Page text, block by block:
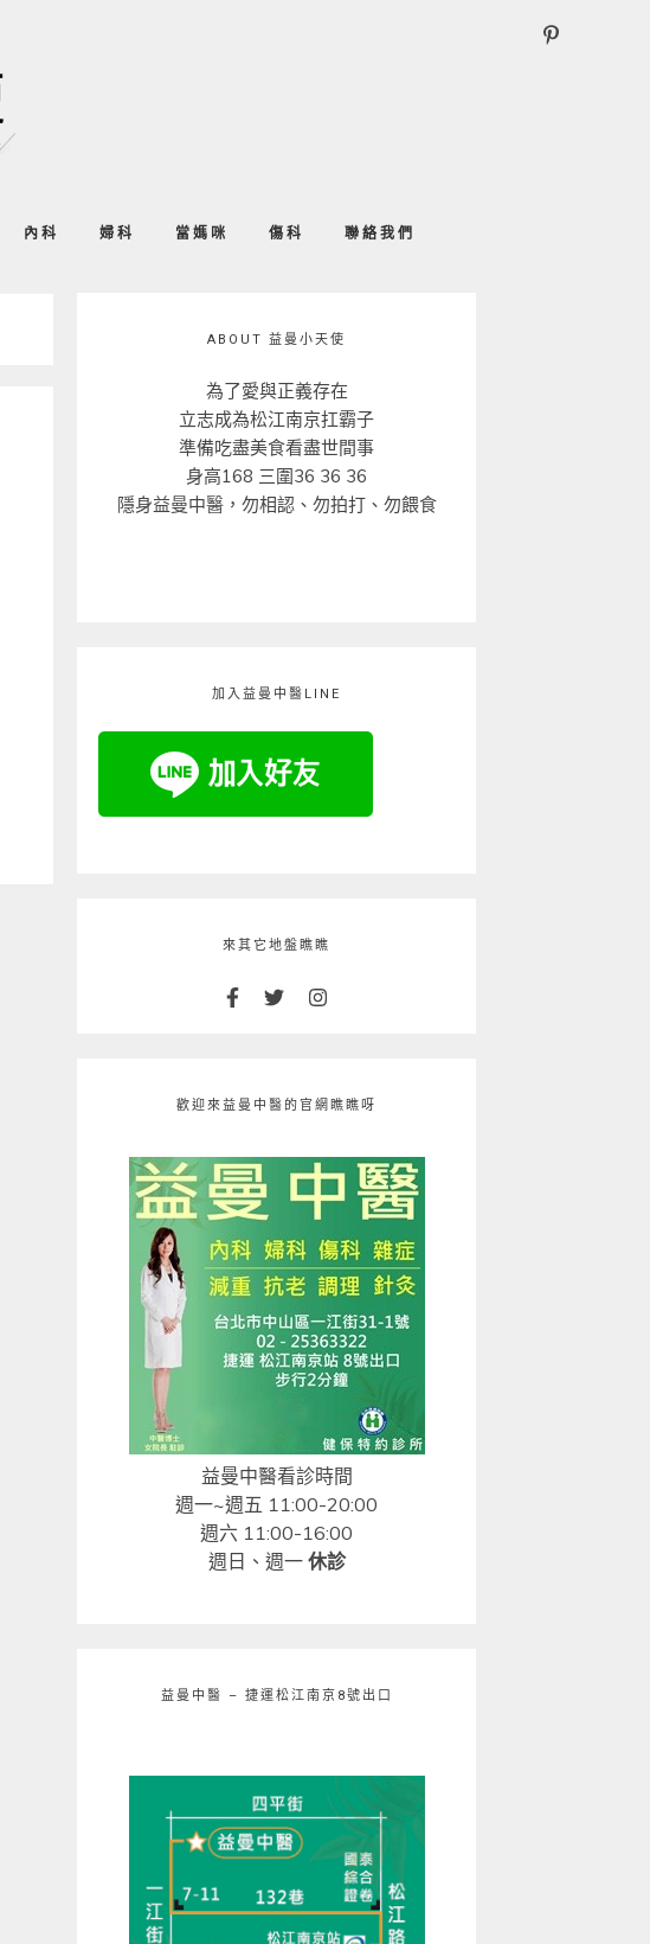
內科 婦科 當媽咪 傷科 聯絡我們
ABOUT 益曼小天使
為了愛與正義存在
立志成為松江南京扛霸子
準備吃盡美食看盡世間事
身高168 三圍36 36 36
隱身益曼中醫，勿相認、勿拍打、勿餵食
加入益曼中醫LINE
來其它地盤瞧瞧
歡迎來益曼中醫的官網瞧瞧呀
益曼中醫看診時間
週一~週五 11:00-20:00
週六 11:00-16:00
週日、週一 休診
益曼中醫 – 捷運松江南京8號出口